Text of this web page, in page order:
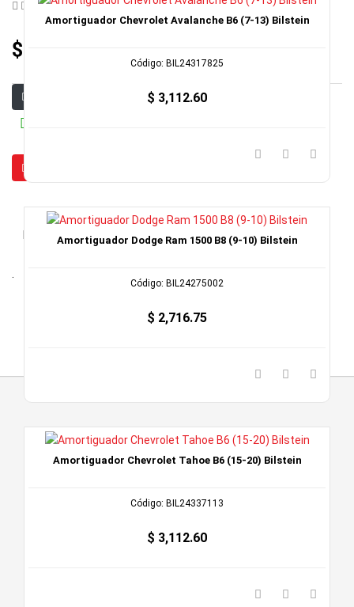
/Escribe un comentario
$ 3,303.92
Detalles Comentarios
Amortiguador Chevrolet Avalanche B6 (7-13) Bilstein
Código: BIL24317825
$ 3,112.60
Amortiguador Dodge Ram 1500 B8 (9-10) Bilstein
Código: BIL24275002
$ 2,716.75
Amortiguador Chevrolet Tahoe B6 (15-20) Bilstein
Código: BIL24337113
$ 3,112.60